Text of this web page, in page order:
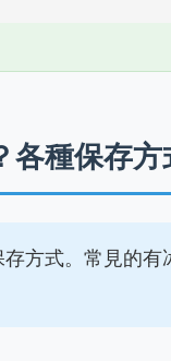
各種保存
方式。常見的